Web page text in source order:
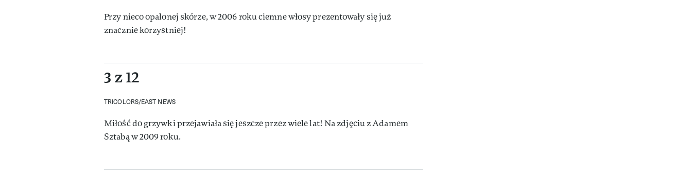
Przy nieco opalonej skórze, w 2006 roku ciemne włosy prezentowały się już
znacznie korzystniej!
3 z 12
TRICOLORS/EAST NEWS
Miłość do grzywki przejawiała się jeszcze przez wiele lat! Na zdjęciu z Adamem
Sztabą w 2009 roku.